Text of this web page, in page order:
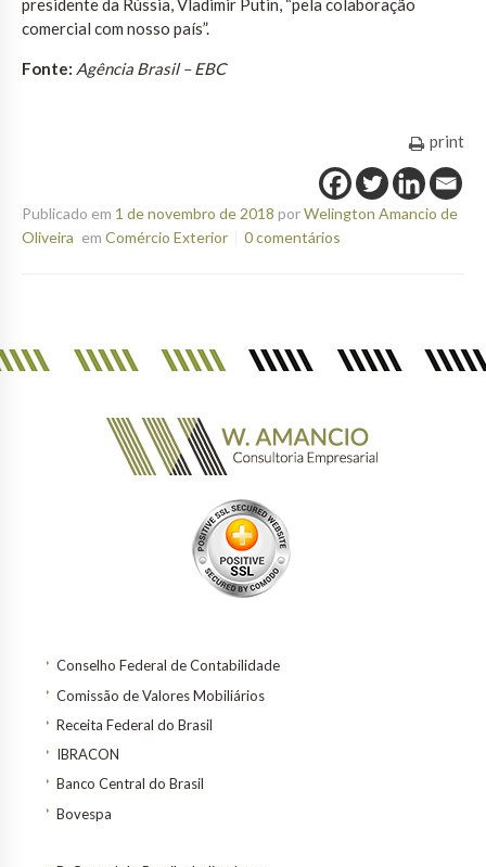
presidente da Rússia, Vladimir Putin, “pela colaboração
comercial com nosso país”.
Fonte: Agência Brasil – EBC
print
Publicado em 1 de novembro de 2018 porWelington Amancio de
Oliveira em Comércio Exterior 0 comentários
Conselho Federal de Contabilidade
Comissão de Valores Mobiliários
Receita Federal do Brasil
IBRACON
Banco Central do Brasil
Bovespa